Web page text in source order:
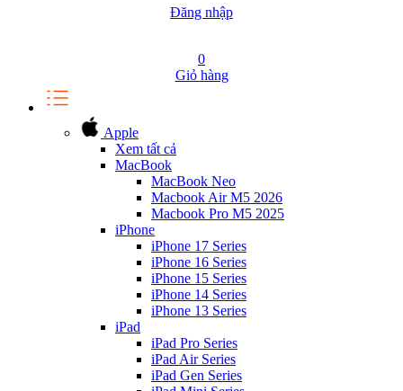
Đăng nhập
0
Giỏ hàng
Apple
Xem tất cả
MacBook
MacBook Neo
Macbook Air M5 2026
Macbook Pro M5 2025
iPhone
iPhone 17 Series
iPhone 16 Series
iPhone 15 Series
iPhone 14 Series
iPhone 13 Series
iPad
iPad Pro Series
iPad Air Series
iPad Gen Series